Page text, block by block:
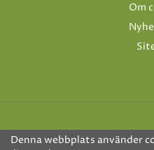
Om
Denna webbplats använder